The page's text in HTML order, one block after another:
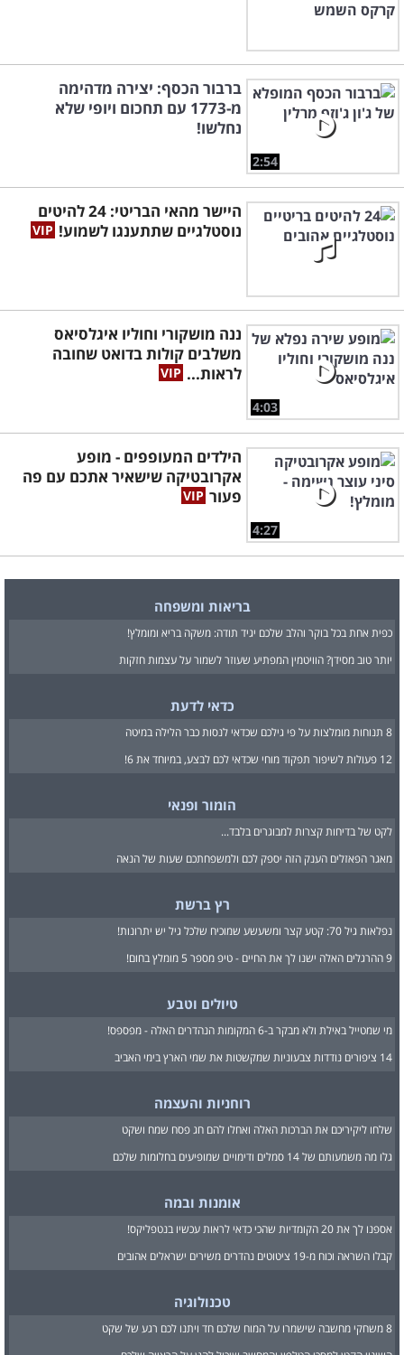
2:54
ברבור הכסף: יצירה מדהימה
מ-1773 עם תחכום ויופי שלא
נחלשו!
היישר מהאי הבריטי: 24 להיטים
נוסטלגיים שתתענגו לשמוע!
4:03
ננה מושקורי וחוליו איגלסיאס
משלבים קולות בדואט שחובה
לראות...
4:27
הילדים המעופפים - מופע
אקרובטיקה שישאיר אתכם עם פה
פעור
בריאות ומשפחה
כפית אחת בכל בוקר והלב שלכם יגיד תודה: משקה בריא ומומלץ!
יותר טוב מסידן? הוויטמין המפתיע שעוזר לשמור על עצמות חזקות
כדאי לדעת
8 תנוחות מומלצות על פי גילכם שכדאי לנסות כבר הלילה במיטה
12 פעולות לשיפור תפקוד מוחי שכדאי לכם לבצע, במיוחד את 6!
הומור ופנאי
לקט של בדיחות קצרות למבוגרים בלבד...
מאגר הפאזלים הענק הזה יספק לכם ולמשפחתכם שעות של הנאה
רץ ברשת
נפלאות גיל 70: קטע קצר ומשעשע שמוכיח שלכל גיל יש יתרונות!
9 ההרגלים האלה ישנו לך את החיים - טיפ מספר 5 מומלץ בחום!
טיולים וטבע
מי שמטייל באילת ולא מבקר ב-6 המקומות הנהדרים האלה - מפספס!
14 ציפורים נודדות צבעוניות שמקשטות את שמי הארץ בימי האביב
רוחניות והעצמה
שלחו ליקיריכם את הברכות האלה ואחלו להם חג פסח שמח ושקט
גלו מה משמעותם של 14 סמלים ודימויים שמופיעים בחלומות שלכם
אומנות ובמה
אספנו לך את 20 הקומדיות שהכי כדאי לראות עכשיו בנטפליקס!
קבלו השראה וכוח מ-19 ציטוטים נהדרים משירים ישראלים אהובים
טכנולוגיה
8 משחקי מחשבה שישמרו על המוח שלכם חד ויתנו לכם רגע של שקט